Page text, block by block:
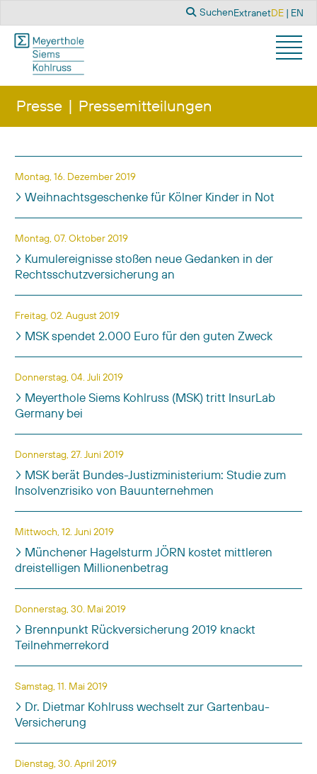
Suchen
SuchenExtranetSprache
DE EN
Presse Pressemitteilungen
Montag, 16. Dezember 2019
Weihnachtsgeschenke für Kölner Kinder in Not
Montag, 07. Oktober 2019
Kumulereignisse stoßen neue Gedanken in der
Rechtsschutzversicherung an
Freitag, 02. August 2019
MSK spendet 2.000 Euro für den guten Zweck
Donnerstag, 04. Juli 2019
Meyerthole Siems Kohlruss (MSK) tritt InsurLab
Germany bei
Donnerstag, 27. Juni 2019
MSK berät Bundes-Justizministerium: Studie zum
Insolvenzrisiko von Bauunternehmen
Mittwoch, 12. Juni 2019
Münchener Hagelsturm JÖRN kostet mittleren
dreistelligen Millionenbetrag
Donnerstag, 30. Mai 2019
Brennpunkt Rückversicherung 2019 knackt
Teilnehmerrekord
Samstag, 11. Mai 2019
Dr. Dietmar Kohlruss wechselt zur Gartenbau-
Versicherung
Dienstag, 30. April 2019